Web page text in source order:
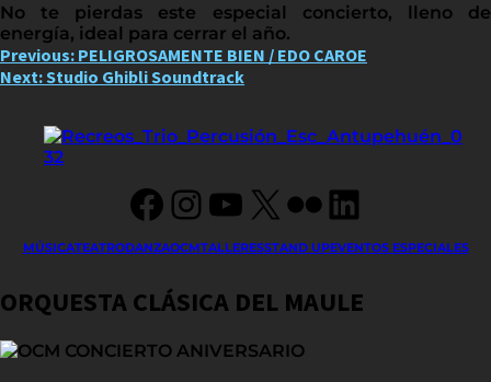
No te pierdas este especial concierto, lleno de
energía, ideal para cerrar el año.
Post
navigation
Previous: PELIGROSAMENTE BIEN / EDO CAROE
Next:Studio Ghibli Soundtrack
Facebook
Instagram
YouTube
X FlickrLinkedIn
MÚSICATEATRODANZAOCMTALLERESSTAND UPEVENTOS ESPECIALES
ORQUESTA CLÁSICA DEL MAULE